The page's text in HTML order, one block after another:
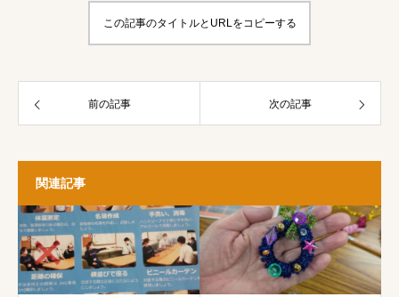
この記事のタイトルとURLをコピーする
前の記事 次の記事
関連記事